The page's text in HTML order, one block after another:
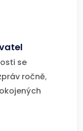
se
ročně,